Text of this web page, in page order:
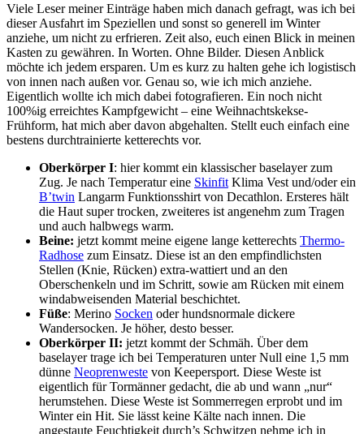
Viele Leser meiner Einträge haben mich danach gefragt, was ich bei
dieser Ausfahrt im Speziellen und sonst so generell im Winter
anziehe, um nicht zu erfrieren. Zeit also, euch einen Blick in meinen
Kasten zu gewähren. In Worten. Ohne Bilder. Diesen Anblick
möchte ich jedem ersparen. Um es kurz zu halten gehe ich logistisch
von innen nach außen vor. Genau so, wie ich mich anziehe.
Eigentlich wollte ich mich dabei fotografieren. Ein noch nicht
100%ig erreichtes Kampfgewicht – eine Weihnachtskekse-
Frühform, hat mich aber davon abgehalten. Stellt euch einfach eine
bestens durchtrainierte ketterechts vor.
Oberkörper I: hier kommt ein klassischer baselayer zum
Zug. Je nach Temperatur eine Skinfit Klima Vest und/oder ein
B’twin Langarm Funktionsshirt von Decathlon. Ersteres hält
die Haut super trocken, zweiteres ist angenehm zum Tragen
und auch halbwegs warm.
Beine: jetzt kommt meine eigene lange ketterechts Thermo-
Radhose zum Einsatz. Diese ist an den empfindlichsten
Stellen (Knie, Rücken) extra-wattiert und an den
Oberschenkeln und im Schritt, sowie am Rücken mit einem
windabweisenden Material beschichtet.
Füße: Merino Socken oder hundsnormale dickere
Wandersocken. Je höher, desto besser.
Oberkörper II: jetzt kommt der Schmäh. Über dem
baselayer trage ich bei Temperaturen unter Null eine 1,5 mm
dünne Neoprenweste von Keepersport. Diese Weste ist
eigentlich für Tormänner gedacht, die ab und wann „nur“
herumstehen. Diese Weste ist Sommerregen erprobt und im
Winter ein Hit. Sie lässt keine Kälte nach innen. Die
angestaute Feuchtigkeit durch’s Schwitzen nehme ich in